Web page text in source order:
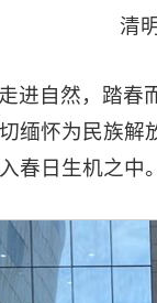
清
进自然，踏
缅怀为民族
春日生机之中